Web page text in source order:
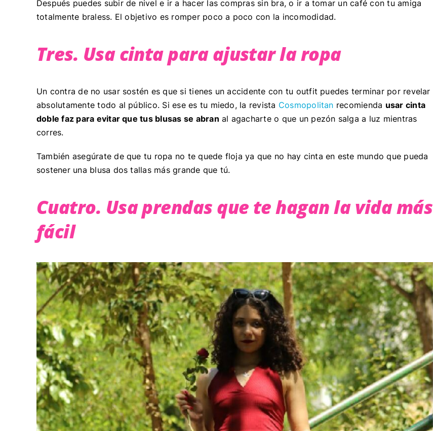
Después puedes subir de nivel e ir a hacer las compras sin bra, o ir a tomar un café con tu amiga
totalmente braless. El objetivo es romper poco a poco con la incomodidad.
Tres. Usa cinta para ajustar la ropa
Un contra de no usar sostén es que si tienes un accidente con tu outfit puedes terminar por revelar
absolutamente todo al público. Si ese es tu miedo, la revista Cosmopolitan recomienda usar cinta
doble faz para evitar que tus blusas se abran al agacharte o que un pezón salga a luz mientras
corres.
También asegúrate de que tu ropa no te quede floja ya que no hay cinta en este mundo que pueda
sostener una blusa dos tallas más grande que tú.
Cuatro. Usa prendas que te hagan la vida más
fácil